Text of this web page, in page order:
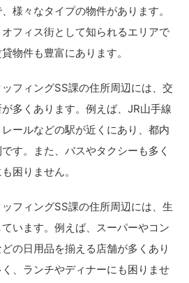
様々なタイプの物件があります。
フィス街として知られるエリアで
物件も豊富にあります。
フィングSS課の住所周辺には、交
多くあります。例えば、JR山手線
ールなどの駅が近くにあり、都内
す。また、バスやタクシーも多く
困りません。
フィングSS課の住所周辺には、生
います。例えば、スーパーやコン
の日用品を揃える店舗が多くあり
、ランチやディナーにも困りませ